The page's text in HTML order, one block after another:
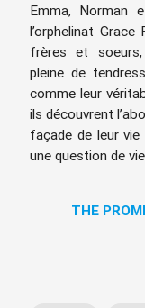
Emma, Norman
l’orphelinat
frères et soeurs,
pleine de
comme leur
ils découvrent
façade de leur vie
une question de
THE